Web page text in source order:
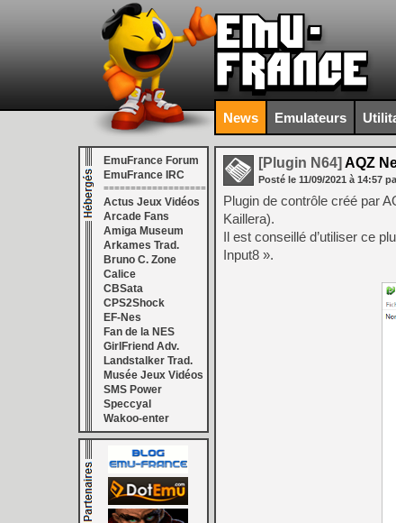
News Emulateurs
EmuFrance Forum
EmuFrance IRC
===================
Actus Jeux Vidéos
Arcade Fans
Amiga Museum
Arkames Trad.
Bruno C. Zone
Calice
CBSata
CPS2Shock
EF-Nes
Fan de la NES
GirlFriend Adv.
Landstalker Trad.
Musée Jeux Vidéos
SMS Power
Speccyal
Wakoo-enter
[Plugin N64] AQZ
Posté le 11/09/2021 à 14:57
Plugin de contrôle créé par
Kaillera).
Il est conseillé d’utiliser ce
Input8 ».